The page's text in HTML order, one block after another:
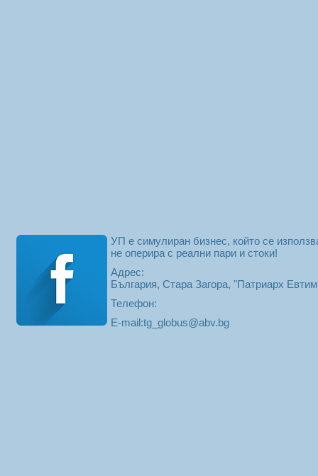
УП е симулиран бизнес, който се
не оперира с реални пари и стоки!
Адрес:
България, Стара Загора, "Патриарх
Телефон:
E-mail:tg_globus@abv.bg